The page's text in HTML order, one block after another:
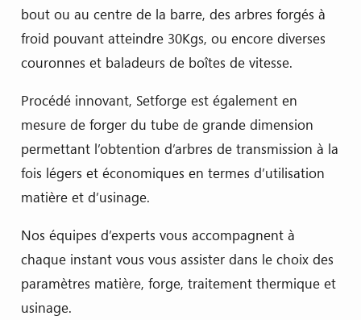
bout ou au centre de la barre, des arbres forgés à
froid pouvant atteindre 30Kgs, ou encore diverses
couronnes et baladeurs de boîtes de vitesse.
Procédé innovant, Setforge est également en
mesure de forger du tube de grande dimension
permettant l’obtention d’arbres de transmission à la
fois légers et économiques en termes d’utilisation
matière et d’usinage.
Nos équipes d’experts vous accompagnent à
chaque instant vous vous assister dans le choix des
paramètres matière, forge, traitement thermique et
usinage.